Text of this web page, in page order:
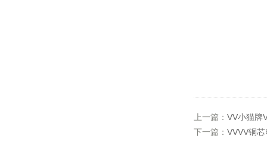
上一篇： VV小猫牌
下一篇： VVVV铜